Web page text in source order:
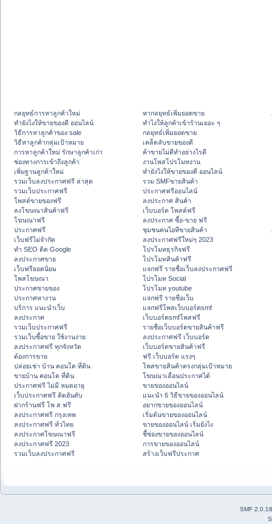
กลยุทธ์การหาลูกค้าใหม่
ทํายังไงให้ขายของดี ออนไลน์
วิธีการหาลูกค้าของ sale
วิธีหาลูกค้ากลุ่มเป้าหมาย
การหาลูกค้าใหม่ รักษาลูกค้าเก่า
ช่องทางการเข้าถึงลูกค้า
เพิ่มฐานลูกค้าใหม่
รวมเว็บลงประกาศฟรี ล่าสุด
รวมเว็บประกาศฟรี
โพสต์ขายของฟรี
ลงโฆษณาสินค้าฟรี
โฆษณาฟรี
ประกาศฟรี
เว็บฟรีไม่จำกัด
ทำ SEO ติด Google
ลงประกาศขาย
เว็บฟรียอดนิยม
โพสโฆษณา
ประกาศขายของ
ประกาศหางาน
บริการ แนะนำเว็บ
ลงประกาศ
รวมเว็บประกาศฟรี
รวมเว็บซื้อขาย ใช้งานง่าย
ลงประกาศฟรี ทุกจังหวัด
ต้องการขาย
ปล่อยเช่า บ้าน คอนโด ที่ดิน
ขายบ้าน คอนโด ที่ดิน
ประกาศฟรี ไม่มี หมดอายุ
เว็บประกาศฟรี ติดอันดับ
ฝากร้านฟรี โพ ส ฟรี
ลงประกาศฟรี กรุงเทพ
ลงประกาศฟรี ทั่วไทย
ลงประกาศโฆษณาฟรี
ลงประกาศฟรี 2023
รวมเว็บลงประกาศฟรี
หากลยุทธ์เพิ่มยอดขาย
ทําไงให้ลูกค้าเข้าร้านเยอะ ๆ
กลยุทธ์เพิ่มยอดขาย
เคล็ดลับขายของดี
ค้าขายไม่ดีทำอย่างไรดี
งานโพสโปรโมทงาน
ทํายังไงให้ขายของดี ออนไลน์
รวม SMFขายสินค้า
ประกาศฟรีออนไลน์
ลงประกาศ สินค้า
เว็บบอร์ด โพสต์ฟรี
ลงประกาศ ซื้อ-ขาย ฟรี
ชุมชนคนไอทีขายสินค้า
ลงประกาศฟรีใหม่ๆ 2023
โปรโมทธุรกิจฟรี
โปรโมทสินค้าฟรี
แจกฟรี รายชื่อเว็บลงประกาศฟรี
โปรโมท Social
โปรโมท youtube
แจกฟรี รายชื่อเว็บ
แจกฟรีโพสเว็บบอร์ดsmf
เว็บบอร์ดsmfโพสฟรี
รายชื่อเว็บบอร์ดขายสินค้าฟรี
ลงประกาศฟรี เว็บบอร์ด
เว็บบอร์ดขายสินค้าฟรี
ฟรี เว็บบอร์ด แรงๆ
โพสขายสินค้าตรงกลุ่มเป้าหมาย
โฆษณาเลื่อนประกาศได้
ขายของออนไลน์
แนะนำ 6 วิธีขายของออนไลน์
อยากขายของออนไลน์
เริ่มต้นขายของออนไลน์
ขายของออนไลน์ เริ่มยังไง
ชี้ช่องขายของออนไลน์
การขายของออนไลน์
สร้างเว็บฟรีประกาศ
SMF 2.0.18